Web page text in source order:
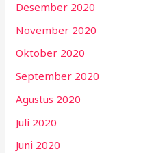
Desember 2020
November 2020
Oktober 2020
September 2020
Agustus 2020
Juli 2020
Juni 2020